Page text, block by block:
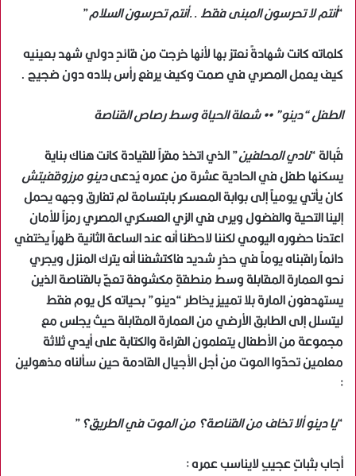
“أنتم لا تحرسون المبنى فقط ..أنتم تحرسون السلام”
كلماته كانت شهادةً نعتز بها لأنها خرجت من قائدٍ دولي شهد بعينيه
كيف يعمل المصري في صمت وكيف يرفع رأس بلاده دون ضجيج .
الطفل “دينو” •• شعلة الحياة وسط رصاص القناصة
قُبالة “نادي المحلفين” الذي اتخذ مقراً للقيادة كانت هناك بناية
يسكنها طفل في الحادية عشرة من عمره يُدعىدينو مرزوقفيتش
كان يأتي يومياً إلى بوابة المعسكر بابتسامة لم تفارق وجهه يحمل
إلينا التحية والفضول ويرى في الزي العسكري المصري رمزاً للأمان
اعتدنا حضوره اليومي لكننا لاحظنا أنه عند الساعة الثانية ظهراً يختفي
دائماً راقبناه يوماً في حذرٍ شديد فاكتشفنا أنه يترك المنزل ويجري
نحو العمارة المقابلة وسط منطقةٍ مكشوفة تعجّ بالقناصة الذين
يستهدفون المارة بلا تمييز يخاطر “دينو” بحياته كل يوم فقط
ليتسلل إلى الطابق الأرضي من العمارة المقابلة حيث يجلس مع
مجموعة من الأطفال يتعلمون القراءة والكتابة على أيدي ثلاثة
معلمين تحدّوا الموت من أجل الأجيال القادمة حين سألناه مذهولين
:
“يا دينو ألا تخاف من القناصة؟ من الموت في الطريق؟”
أجاب بثباتٍ عجيبٍ لايناسب عمره :